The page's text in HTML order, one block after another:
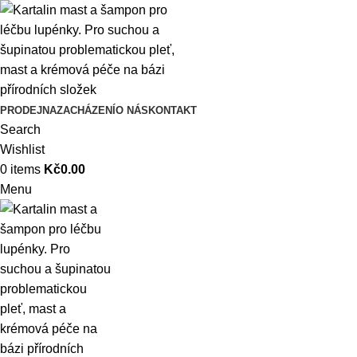
PRODEJNAZACHÁZENÍ O NÁS KONTAKT
Search
Wishlist
0 items Kč0.00
Menu